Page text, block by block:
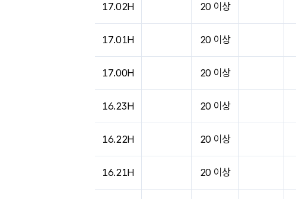
17.02H 20 이상
17.01H 20 이상
17.00H 20 이상
16.23H 20 이상
16.22H 20 이상
16.21H 20 이상